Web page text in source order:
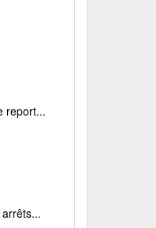
report...